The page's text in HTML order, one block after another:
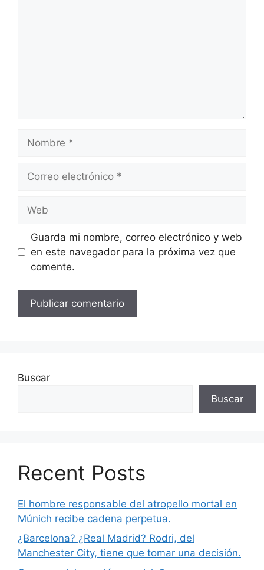
Nombre
Correo
Web
Guarda mi nombre, correo electrónico y web
en este navegador para la próxima vez que
comente.
Buscar
Buscar
Recent Posts
El hombre responsable del atropello mortal en
Múnich recibe cadena perpetua.
¿Barcelona? ¿Real Madrid? Rodri, del
Manchester City, tiene que tomar una decisión.